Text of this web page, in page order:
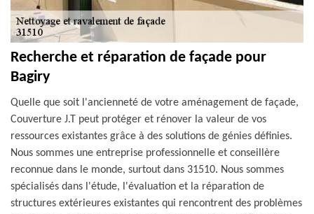
Recherche et réparation de façade pour
Bagiry
Quelle que soit l'ancienneté de votre aménagement de façade,
Couverture J.T peut protéger et rénover la valeur de vos
ressources existantes grâce à des solutions de génies définies.
Nous sommes une entreprise professionnelle et conseillère
reconnue dans le monde, surtout dans 31510. Nous sommes
spécialisés dans l'étude, l'évaluation et la réparation de
structures extérieures existantes qui rencontrent des problèmes